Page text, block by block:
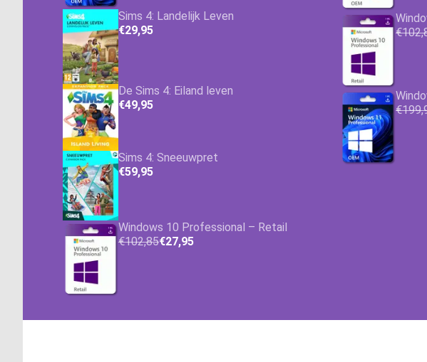
Sims 4: Landelijk Leven
€29,95
De Sims 4: Eiland leven
€49,95
Sims 4: Sneeuwpret
€59,95
Windows 10 Professional – Retail
€102,85€27,95